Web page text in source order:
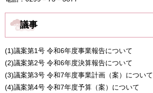
議事
(1)議案第1号 令和6年度事業報告について
(2)議案第2号 令和6年度決算報告について
(3)議案第3号 令和7年度事業計画（案）について
(4)議案第4号 令和7年度予算（案）について